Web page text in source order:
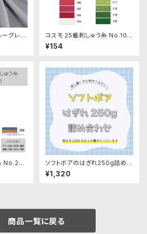
ーグレ
用短毛
コスモ 25番刺しゅう糸 No.100
‾120
¥154
No.240
ソフトボアのはぎれ250g詰め合
わせ
¥1,320
商品一覧に戻る